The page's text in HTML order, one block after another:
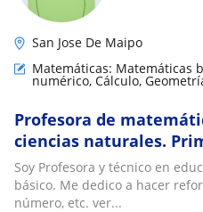
San Jose De Maipo
Matemáticas: Matemáticas
numérico, Cálculo,
Profesora de
ciencias naturales.
8° básico. Si tu hijo no
enseñamos a leer y
manera y resultados
Soy Profesora y técnico en
básico. Me dedico a hacer
número, etc. ver...